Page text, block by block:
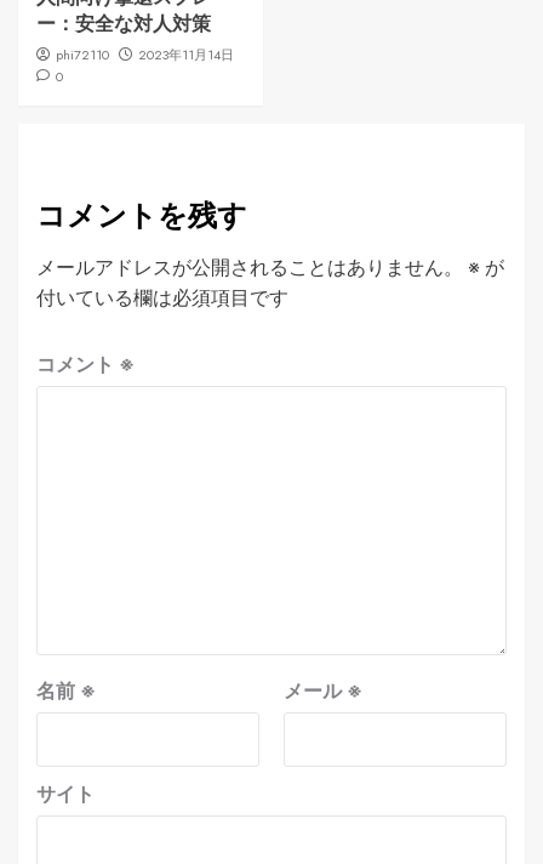
ー：安全な対人対策
phi72110
2023年11月14日
0
コメントを残す
メールアドレスが公開されることはありません。 ※ が
付いている欄は必須項目です
コメント ※
名前 ※ メール※
サイト